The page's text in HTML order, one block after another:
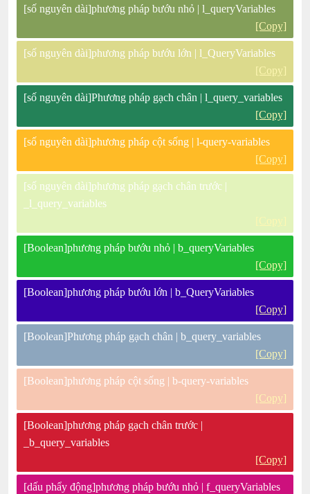
[số nguyên dài]phương pháp bướu nhỏ | l_queryVariables
[Copy]
[số nguyên dài]phương pháp bướu lớn | l_QueryVariables
[Copy]
[số nguyên dài]Phương pháp gạch chân | l_query_variables
[Copy]
[số nguyên dài]phương pháp cột sống | l-query-variables
[Copy]
[số nguyên dài]phương pháp gạch chân trước |
_l_query_variables
[Copy]
[Boolean]phương pháp bướu nhỏ | b_queryVariables
[Copy]
[Boolean]phương pháp bướu lớn | b_QueryVariables
[Copy]
[Boolean]Phương pháp gạch chân | b_query_variables
[Copy]
[Boolean]phương pháp cột sống | b-query-variables
[Copy]
[Boolean]phương pháp gạch chân trước |
_b_query_variables
[Copy]
[dấu phẩy động]phương pháp bướu nhỏ | f_queryVariables